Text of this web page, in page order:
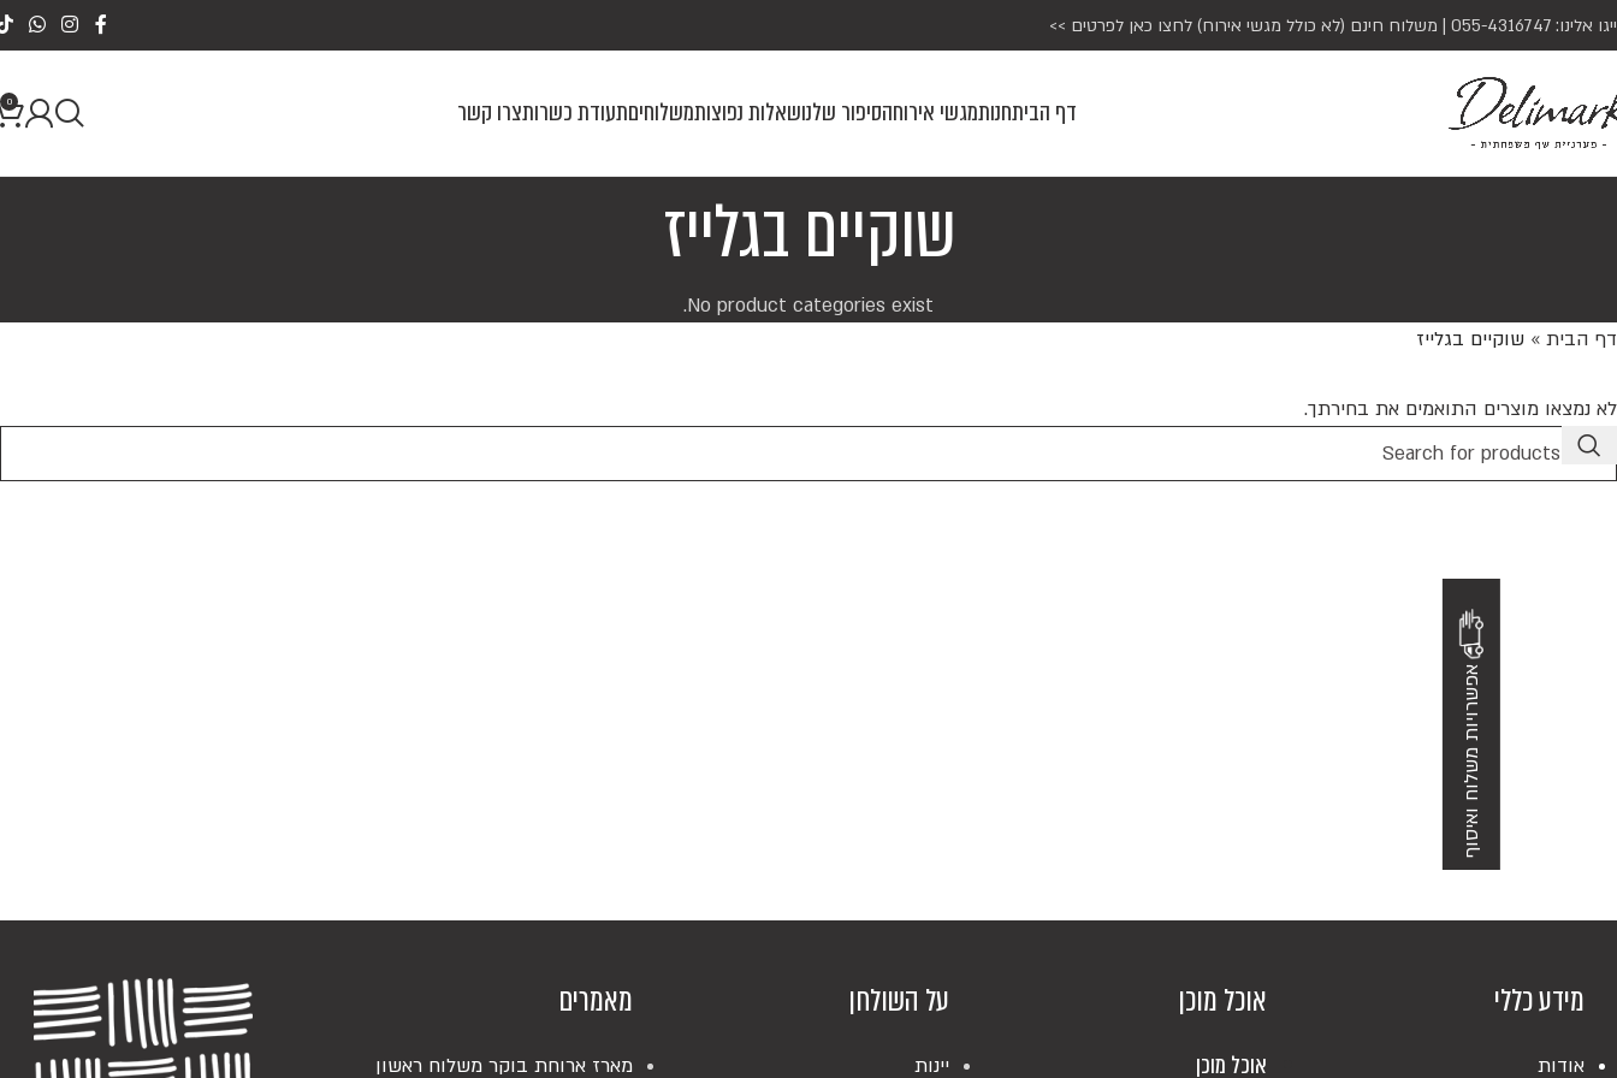
אלינו: 055-4316747 | משלוח חינם (לא כולל מגשי אירוח) לחצו כאן לפרטים >>
דף הביתחנותמגשי אירוחהסיפור שלנושאלות נפוצותמשלוחיםתעודת כשרותצרו קשר 0
שוקיים בגלייז
No product categories exist.
דף הבית » שוקיים בגלייז
לא נמצאו מוצרים התואמים את בחירתך.
מאמרים
מארז ארוחת בוקר משלוח ראשון
על השולחן
יינות
אוכל מוכן
אוכל מוכן
מידע כללי
אודות
אפשרויות משלוח ואיסוף